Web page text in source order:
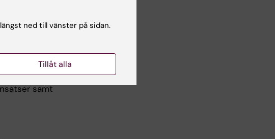
ledarskap
och andra
och
metoder
samt
ned till vänster på sidan.
Tillåt alla